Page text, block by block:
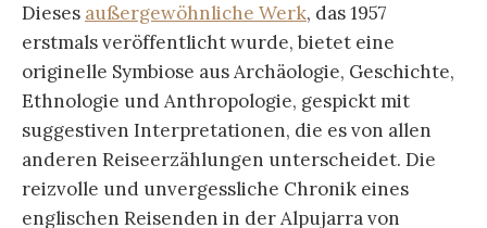
Dieses außergewöhnliche Werk, das 1957
erstmals veröffentlicht wurde, bietet eine
originelle Symbiose aus Archäologie, Geschichte,
Ethnologie und Anthropologie, gespickt mit
suggestiven Interpretationen, die es von allen
anderen Reiseerzählungen unterscheidet. Die
reizvolle und unvergessliche Chronik eines
englischen Reisenden in der Alpujarra von